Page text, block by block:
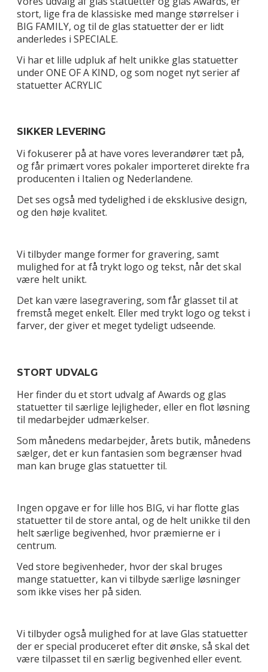
stort, lige fra de klassiske med mange størrelser i
BIG FAMILY, og til de glas statuetter der er lidt
anderledes i SPECIALE.
Vi har et lille udpluk af helt unikke glas statuetter
under ONE OF A KIND, og som noget nyt serier af
statuetter ACRYLIC
SIKKER LEVERING
Vi fokuserer på at have vores leverandører tæt på,
og får primært vores pokaler importeret direkte fra
producenten i Italien og Nederlandene.
Det ses også med tydelighed i de eksklusive design,
og den høje kvalitet.
Vi tilbyder mange former for gravering, samt
mulighed for at få trykt logo og tekst, når det skal
være helt unikt.
Det kan være lasegravering, som får glasset til at
fremstå meget enkelt. Eller med trykt logo og tekst i
farver, der giver et meget tydeligt udseende.
STORT UDVALG
Her finder du et stort udvalg af Awards og glas
statuetter til særlige lejligheder, eller en flot løsning
til medarbejder udmærkelser.
Som månedens medarbejder, årets butik, månedens
sælger, det er kun fantasien som begrænser hvad
man kan bruge glas statuetter til.
Ingen opgave er for lille hos BIG, vi har flotte glas
statuetter til de store antal, og de helt unikke til den
helt særlige begivenhed, hvor præmierne er i
centrum.
Ved store begivenheder, hvor der skal bruges
mange statuetter, kan vi tilbyde særlige løsninger
som ikke vises her på siden.
Vi tilbyder også mulighed for at lave Glas statuetter
der er special produceret efter dit ønske, så skal det
være tilpasset til en særlig begivenhed eller event.